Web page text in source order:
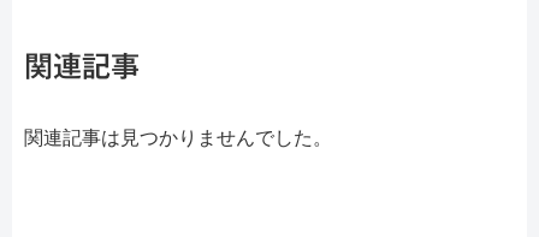
関連記事
関連記事は見つかりませんでした。